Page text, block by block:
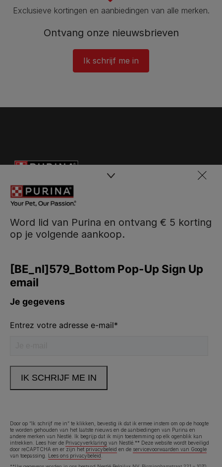
Exclusieve kortingen en aanbiedingen van alle merken.
Ontvang onze nieuwsbrieven
Ik schrijf me in
Word lid van Purina en ontvang € 5 korting
op je volgende aankoop.
Door op “Ik schrijf me in” te klikken, bevestig ik dat ik ermee instem om op de hoogte
te worden gehouden van het laatste nieuws en de aanbiedingen van Purina en
andere merken van Nestlé. Ik begrijp dat ik mijn toestemming op elk ogenblik kan
intrekken. Lees hier de Privacyverklaring van Nestlé.** Deze website wordt beveiligd
door reCAPTCHA en er zijn het privacybeleid en de servicevoorwaarden van Google
van toepassing.
Lees ons privacybeleid
Neem contact met ons op
Legal (footer) (NL)
Toegankelijkheidsverklaring Gebruiksvoorwaarden